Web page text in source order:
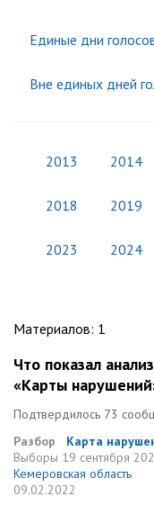
Единые дни
Вне единых дней
2013 2014
2018 2019
2023 2024
Материалов: 1
Что показал
«Карты
Подтвердилось 73
Разбор
Карта
Выборы 19 сентября
Кемеровская область
09.02.2022